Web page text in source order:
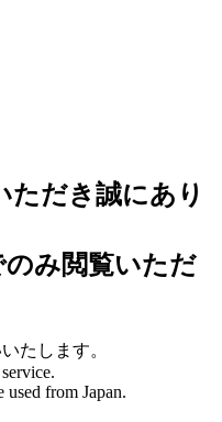
ただき誠にあり
み閲覧いただ
たします。
from Japan.